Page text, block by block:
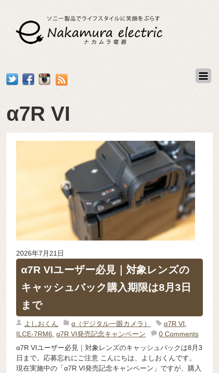
α7R VI
2026年7月21日
α7R VIユーザー必見｜対象レンズの
キャッシュバック購入期限は8月3日
まで
よしおくん α（デジタル一眼カメラ） α7R VI,
ILCE-7RM6,α7R VI発売記念キャンペーン
0 Comments
α7R VIユーザー必見｜対象レンズのキャッシュバックは8月3
日まで。応募忘れにご注意 こんにちは、よしおくんです。
現在実施中の「α7R VI発売記念キャンペーン」ですが、購入